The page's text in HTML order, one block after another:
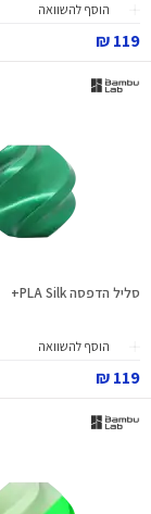
הוסף להשוואה
119 ₪
סליל הדפסה PLA Silk+
הוסף להשוואה
119 ₪